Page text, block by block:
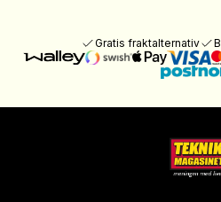
Gratis fraktalternativ